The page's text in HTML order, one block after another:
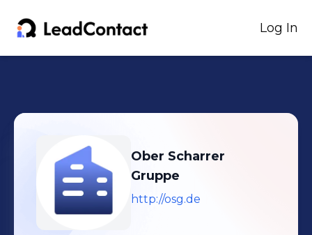
Log In
Ober Scharrer
Gruppe
http://osg.de